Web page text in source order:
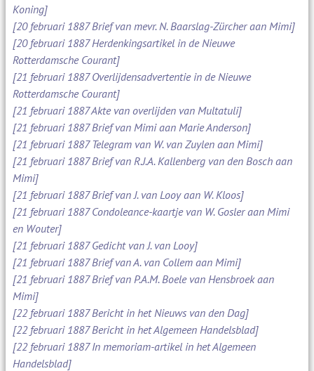
Koning]
[20 februari 1887 Brief van mevr. N. Baarslag-Zürcher aan Mimi]
[20 februari 1887 Herdenkingsartikel in de Nieuwe
Rotterdamsche Courant]
[21 februari 1887 Overlijdensadvertentie in de Nieuwe
Rotterdamsche Courant]
[21 februari 1887 Akte van overlijden van Multatuli]
[21 februari 1887 Brief van Mimi aan Marie Anderson]
[21 februari 1887 Telegram van W. van Zuylen aan Mimi]
[21 februari 1887 Brief van R.J.A. Kallenberg van den Bosch aan
Mimi]
[21 februari 1887 Brief van J. van Looy aan W. Kloos]
[21 februari 1887 Condoleance-kaartje van W. Gosler aan Mimi
en Wouter]
[21 februari 1887 Gedicht van J. van Looy]
[21 februari 1887 Brief van A. van Collem aan Mimi]
[21 februari 1887 Brief van P.A.M. Boele van Hensbroek aan
Mimi]
[22 februari 1887 Bericht in het Nieuws van den Dag]
[22 februari 1887 Bericht in het Algemeen Handelsblad]
[22 februari 1887 In memoriam-artikel in het Algemeen
Handelsblad]